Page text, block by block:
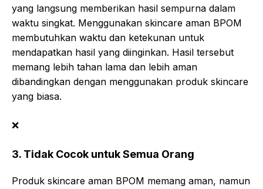
yang langsung memberikan hasil sempurna dalam
waktu singkat. Menggunakan skincare aman BPOM
membutuhkan waktu dan ketekunan untuk
mendapatkan hasil yang diinginkan. Hasil tersebut
memang lebih tahan lama dan lebih aman
dibandingkan dengan menggunakan produk skincare
yang biasa.
❌
3. Tidak Cocok untuk Semua Orang
Produk skincare aman BPOM memang aman, namun